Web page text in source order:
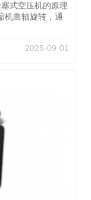
式空压机的原理
机曲轴旋转，通
2025-09-01